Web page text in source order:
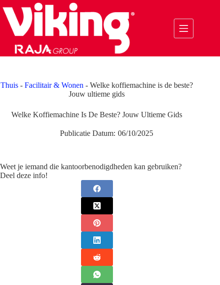
naar
inhoud
Thuis -Facilitair & Wonen -Welke koffiemachine is de beste?
Jouw ultieme gids
Welke Koffiemachine Is De Beste? Jouw Ultieme Gids
Publicatie Datum: 06/10/2025
Weet je iemand die kantoorbenodigdheden kan gebruiken?
Deel deze info!